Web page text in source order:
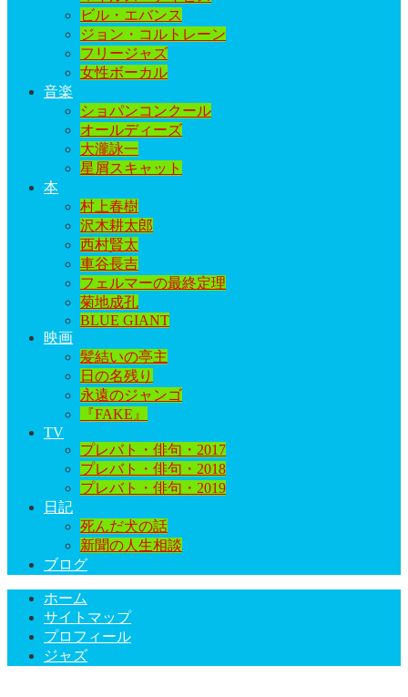
ビル・エバンス
ジョン・コルトレーン
フリージャズ
女性ボーカル
音楽
ショパンコンクール
オールディーズ
大瀧詠一
星屑スキャット
本
村上春樹
沢木耕太郎
西村賢太
車谷長吉
フェルマーの最終定理
菊地成孔
BLUE GIANT
映画
髪結いの亭主
日の名残り
永遠のジャンゴ
『FAKE』
TV
プレバト・俳句・2017
プレバト・俳句・2018
プレバト・俳句・2019
日記
死んだ犬の話
新聞の人生相談
ブログ
ホーム
サイトマップ
プロフィール
ジャズ